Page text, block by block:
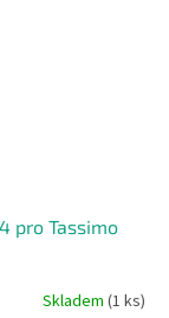
pro Tassimo
Skladem (1 ks)